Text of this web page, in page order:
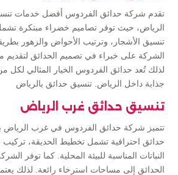
تقدم شركة حدائق الفردوس أفضل خدمات
الرياض، حيث توفر تصاميم خضراء مبتكرة
تنسيق الأشجار، وترتيب الأحواض والزهور
الشركة على خبراء في تصميم الحدائق لتقديم
لذلك تُعد حدائق الفردوس الخيار المثالي
جذابة داخل الرياض. تنسيق حدائق بالرياض
تنسيق حدائق غرب الرياض
تتميز شركة حدائق الفردوس في غرب الرياض
حدائق احترافية تشمل تخطيط الحديقة،
النباتات المناسبة للبيئة المحلية. كما توفر
الحدائق إلى مساحات استرخاء رائعة. لذلك